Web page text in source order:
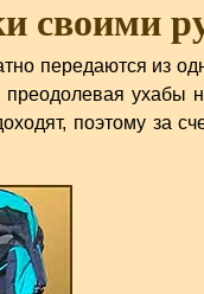
своими
передаются из
ухабы
поэтому за